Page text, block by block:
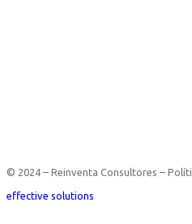
© 2024 – Reinventa Consultores –
effective solutions